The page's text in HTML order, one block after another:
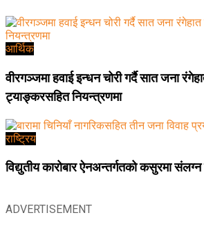
आर्थिक
वीरगञ्जमा हवाई इन्धन चोरी गर्दै सात जना
ट्याङ्करसहित नियन्त्रणमा
राष्ट्रिय
विद्युतीय कारोबार ऐनअन्तर्गतको कसुरमा
ADVERTISEMENT